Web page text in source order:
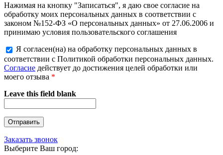
Нажимая на кнопку "Записаться", я даю свое согласие на
обработку моих персональных данных в соответствии с
законом №152-ФЗ «О персональных данных» от 27.06.2006 и
принимаю условия пользовательского соглашения
Я согласен(на) на обработку персональных данных в
соответствии с Политикой обработки персональных данных.
Согласие действует до достижения целей обработки или
моего отзыва *
Leave this field blank
Заказать звонок
Выберите Ваш город: